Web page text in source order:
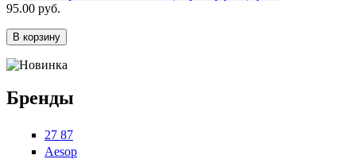
95.00 руб.
Бренды
27 87
Aesop